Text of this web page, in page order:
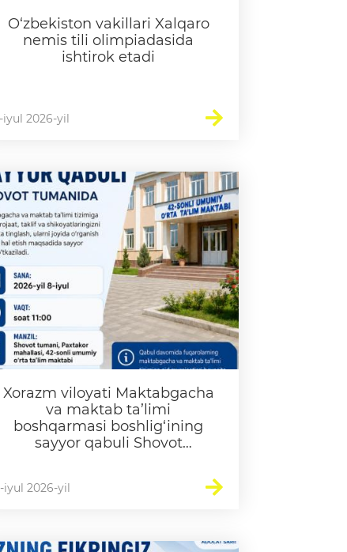
O‘zbekiston vakillari Xalqaro
nemis tili olimpiadasida
ishtirok etadi
iyul 2026-yil
Xorazm viloyati Maktabgacha
va maktab ta’limi
boshqarmasi boshlig‘ining
sayyor qabuli Shovot
iyul 2026-yil